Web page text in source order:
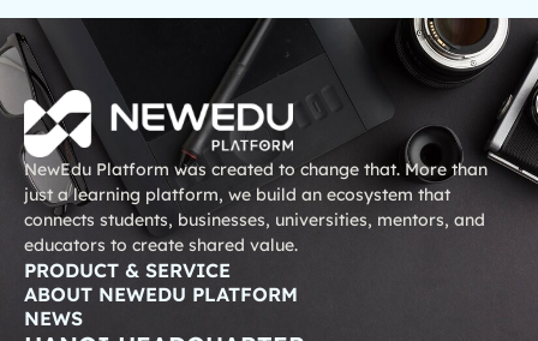
NewEdu Platform was created to change that. More than
just a learning platform, we build an ecosystem that
connects students, businesses, universities, mentors, and
educators to create shared value.
PRODUCT & SERVICE
ABOUT NEWEDU PLATFORM
NEWS